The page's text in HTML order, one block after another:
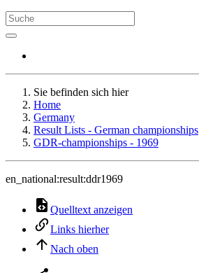
Sie befinden sich hier
Home
Germany
Result Lists - German championships
GDR-championships - 1969
en_national:result:ddr1969
Quelltext anzeigen
Links hierher
Nach oben